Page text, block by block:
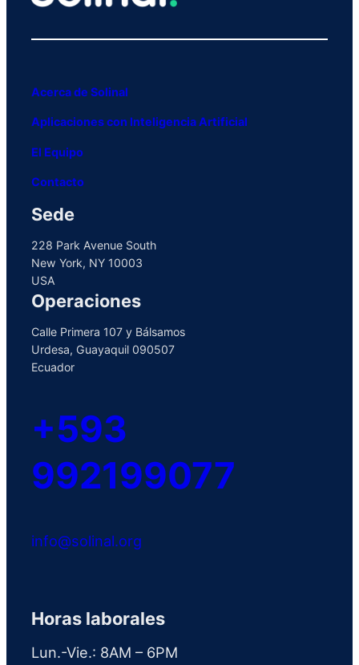
Acerca de Solinal
Aplicaciones con Inteligencia Artificial
El Equipo
Contacto
Sede
228 Park Avenue South
New York, NY 10003
USA
Operaciones
Calle Primera 107 y Bálsamos
Urdesa, Guayaquil 090507
Ecuador
+593
992199077
info@solinal.org
Horas laborales
Lun.-Vie.: 8AM – 6PM